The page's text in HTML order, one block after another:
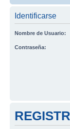
Identificarse
Nombre de Usuario:
Contraseña: